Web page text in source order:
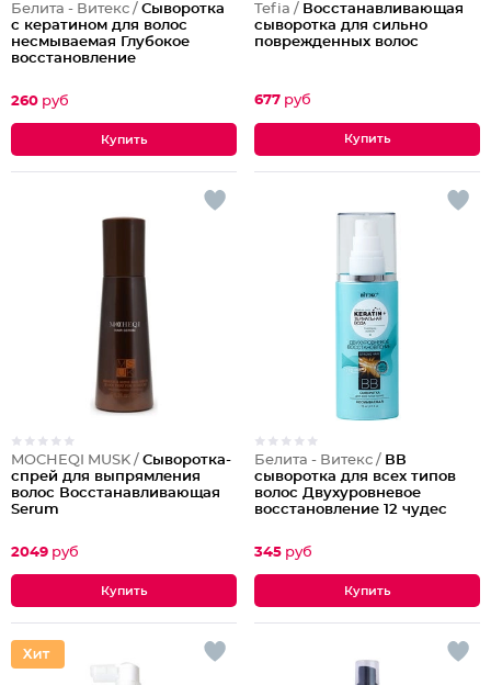
Белита - Витекс / Сыворотка
с кератином для волос
несмываемая Глубокое
восстановление
260 руб
Tefia / Восстанавливающая
сыворотка для сильно
поврежденных волос
677 руб
MOCHEQI MUSK / Сыворотка-
спрей для выпрямления
волос Восстанавливающая
Serum
2049 руб
Белита - Витекс / ВВ
сыворотка для всех типов
волос Двухуровневое
восстановление 12 чудес
345 руб